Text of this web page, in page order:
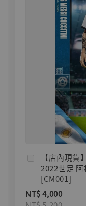
【店內現
2022世足
[CM001]
NT$ 4,000